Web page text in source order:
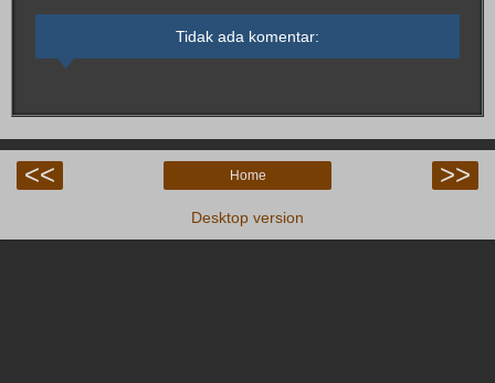
Tidak ada komentar:
<< >>
Home
Desktop version